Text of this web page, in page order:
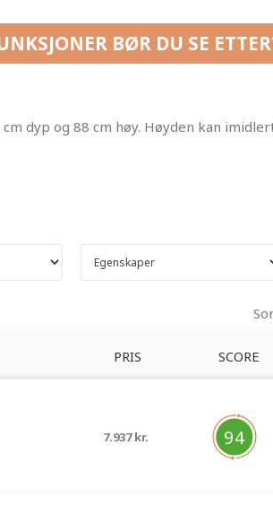
BØR DU SE
dyp og 88 cm høy. Høyden kan
PRIS SCORE
7.937 kr. 94